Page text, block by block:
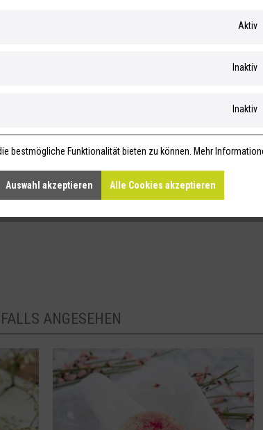
Blüten und Hölzern -
sondern ein festes
Öl pflegt besonders
Tonerde
Lauryl Sulfoacetate
Kopfhaut nicht
zu dir - denn
es zwischendurch
dass sich die
sein, dass sich das Haar
ANGESEHEN
Aktiv
Inaktiv
Inaktiv
bestmögliche Funktionalität bieten zu können. Mehr
Auswahl akzeptieren Alle Cookies akzeptieren